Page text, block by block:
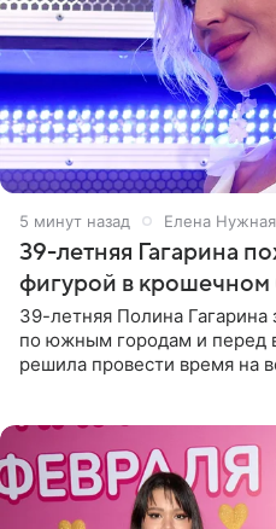
5 минут назад Елена Нужная
39-летняя Гагарина
фигурой в крошечном
39-летняя Полина
по южным городам и перед
решила провести время на